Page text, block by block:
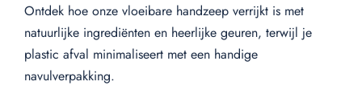
Ontdek hoe onze vloeibare handzeep verrijkt is met
natuurlijke ingrediënten en heerlijke geuren, terwijl je
plastic afval minimaliseert met een handige
navulverpakking.